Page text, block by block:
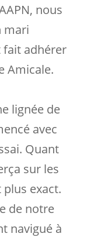
nous
mari
fait adhérer
Amicale.
lignée de
avec
Quant
sur les
exact.
de notre
navigué à